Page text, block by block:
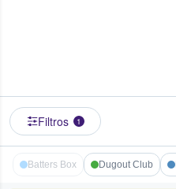
Filtros 1
Batters Box Dugout Club